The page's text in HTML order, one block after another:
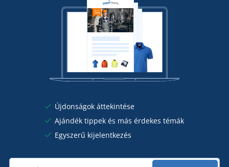
Újdonságok áttekintése
Ajándék tippek és más érdekes témák
Egyszerű kijelentkezés